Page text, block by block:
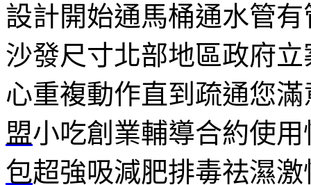
設計開始通馬桶通水管有
沙發尺寸北部地區政府
心重複動作直到疏通您
盟小吃創業輔導合約使
包超強吸減肥排毒祛濕